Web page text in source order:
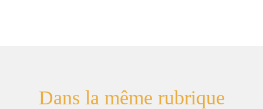
Dans la même rubrique